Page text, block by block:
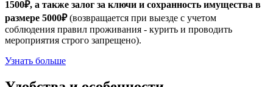
1500₽, а также залог за ключи и сохранность имущества в
размере 5000₽(возвращается при выезде с учетом
соблюдения правил проживания - курить и проводить
мероприятия строго запрещено).
Узнать больше